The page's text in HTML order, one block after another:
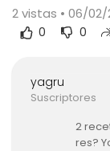
2vistas • 06/02/
0 0
yagru
Suscriptores
2
res?